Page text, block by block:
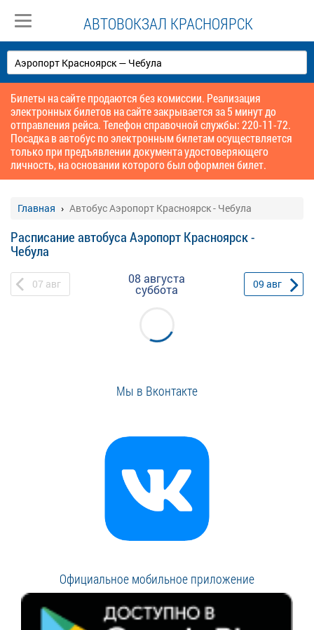
АВТОВОКЗАЛ КРАСНОЯРСК
Билеты на сайте продаются без комиссии. Реализация
электронных билетов на сайте закрывается за 5 минут до
отправления рейса. Телефон справочной службы: 220-11-72.
Посадка в автобус по электронным билетам осуществляется
только при предъявлении документа удостоверяющего
личность, на основании которого был оформлен билет.
Главная Автобус Аэропорт Красноярск - Чебула
Расписание автобуса Аэропорт Красноярск -
Чебула
07 авг 08 августа
суббота 09 авг
Мы в Вконтакте
Официальное мобильное приложение